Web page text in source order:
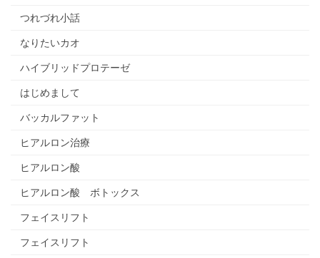
つれづれ小話
なりたいカオ
ハイブリッドプロテーゼ
はじめまして
バッカルファット
ヒアルロン治療
ヒアルロン酸
ヒアルロン酸 ボトックス
フェイスリフト
フェイスリフト